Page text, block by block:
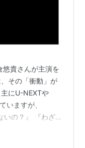
貴さんが主演を
その「衝動」が
にU-NEXTや
いますが、
いの？』 『わざわ
あったとしても